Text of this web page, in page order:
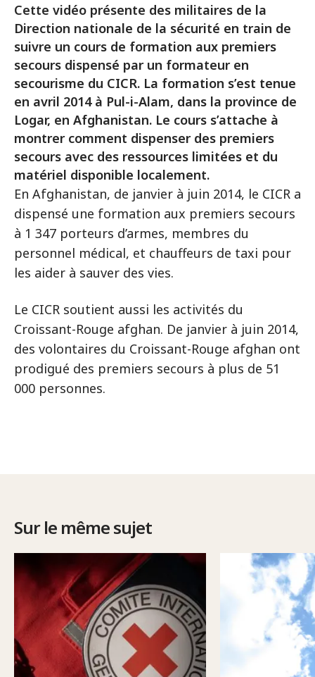
Cette vidéo présente des militaires de la
Direction nationale de la sécurité en train de
suivre un cours de formation aux premiers
secours dispensé par un formateur en
secourisme du CICR. La formation s’est tenue
en avril 2014 à Pul-i-Alam, dans la province de
Logar, en Afghanistan. Le cours s’attache à
montrer comment dispenser des premiers
secours avec des ressources limitées et du
matériel disponible localement.
En Afghanistan, de janvier à juin 2014, le CICR a
dispensé une formation aux premiers secours
à 1 347 porteurs d’armes, membres du
personnel médical, et chauffeurs de taxi pour
les aider à sauver des vies.
Le CICR soutient aussi les activités du
Croissant-Rouge afghan. De janvier à juin 2014,
des volontaires du Croissant-Rouge afghan ont
prodigué des premiers secours à plus de 51
000 personnes.
Sur le même sujet